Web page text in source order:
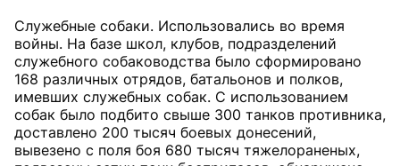
Служебные собаки. Использовались во время
войны. На базе школ, клубов, подразделений
служебного собаководства было сформировано
168 различных отрядов, батальонов и полков,
имевших служебных собак. С использованием
собак было подбито свыше 300 танков противника,
доставлено 200 тысяч боевых донесений,
вывезено с поля боя 680 тысяч тяжелораненых,